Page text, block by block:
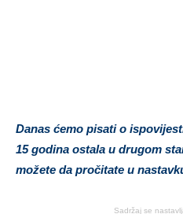
Danas ćemo pisati o
15 godina ostala u drugom
možete da pročitate u
Sadržaj se